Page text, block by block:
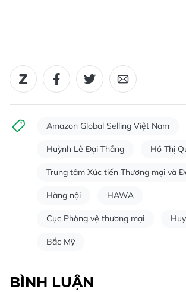
Amazon Global Selling Việt Nam
Huỳnh Lê Đại Thắng Hồ Thị
Trung tâm Xúc tiến Thương mại và
Hàng nội HAWA
Cục Phòng vệ thương mại
Bắc Mỹ
BÌNH LUẬN